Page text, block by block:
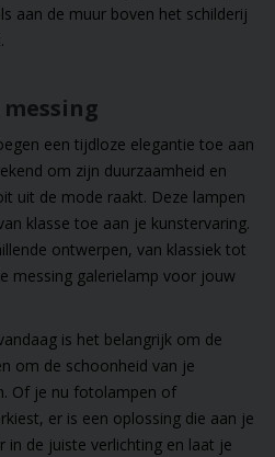
aan de muur boven het schilderij
een tijdloze elegantie toe aan
om zijn duurzaamheid en
uit de mode raakt. Deze lampen
klasse toe aan je kunstervaring.
ontwerpen, van klassiek tot
messing galerielamp voor jouw
is het belangrijk om de
om de schoonheid van je
Of je nu fotolampen of
er is een oplossing die aan je
in de juiste verlichting en laat je